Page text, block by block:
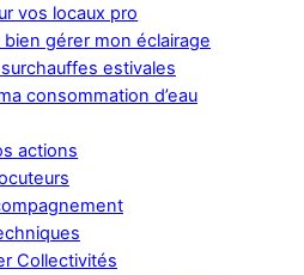
vos locaux pro
gérer mon éclairage
estivales
consommation d’eau
actions
Collectivités